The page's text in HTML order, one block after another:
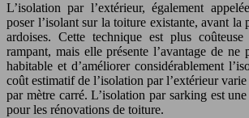
L’isolation par l’extérieur, également
poser l’isolant sur la toiture existante, avant la
ardoises. Cette technique est plus
rampant, mais elle présente l’avantage de ne
habitable et d’améliorer considérablement
coût estimatif de l’isolation par l’extérieur
par mètre carré. L’isolation par sarking est
pour les rénovations de toiture.